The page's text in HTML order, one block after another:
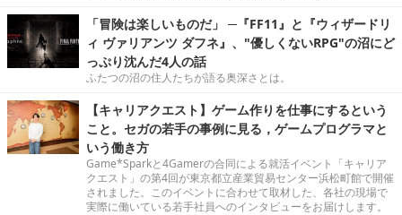
「冒険は楽しいものだ」 ─『FF11』と『ウィザードリ
ィ ヴァリアンツ ダフネ』、"優しくないRPG"の沼にど
っぷり沈んだ4人の話
ふたつの沼の住人たちが語る奥深さとは。
【キャリアクエスト】ゲーム作りを仕事にするという
こと。セガの若手の事例に見る，ゲームプログラマと
いう働き方
Game*Sparkと4Gamerの合同による就活イベント「キャリア
クエスト」の第4回が東京都立産業貿易センター浜松町館で開催
されました。このイベントに合わせて取材した、各社の現場で
実際に働いている若手社員へのインタビューをお届けします。